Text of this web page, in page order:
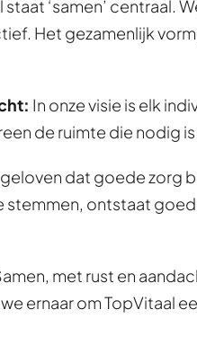
staat ‘samen’
Het gezamenlijk
In onze visie is elk
de ruimte die nodig
dat goede zorg
stemmen, ontstaat
met rust en
ernaar om TopVitaal